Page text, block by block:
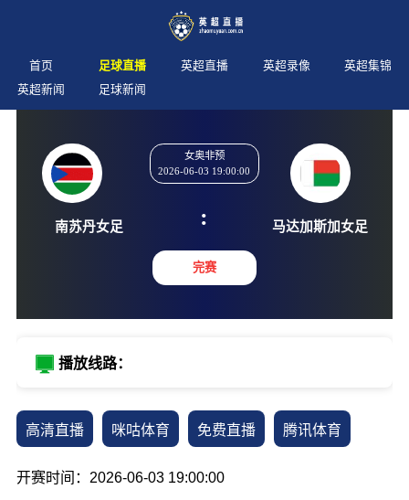
首页 足球直播 英超直播 英超录像
英超集锦
英超新闻
足球新闻
:
播放线路：
高清直播 咪咕体育 免费直播 腾讯体育
开赛时间：2026-06-03 19:00:00